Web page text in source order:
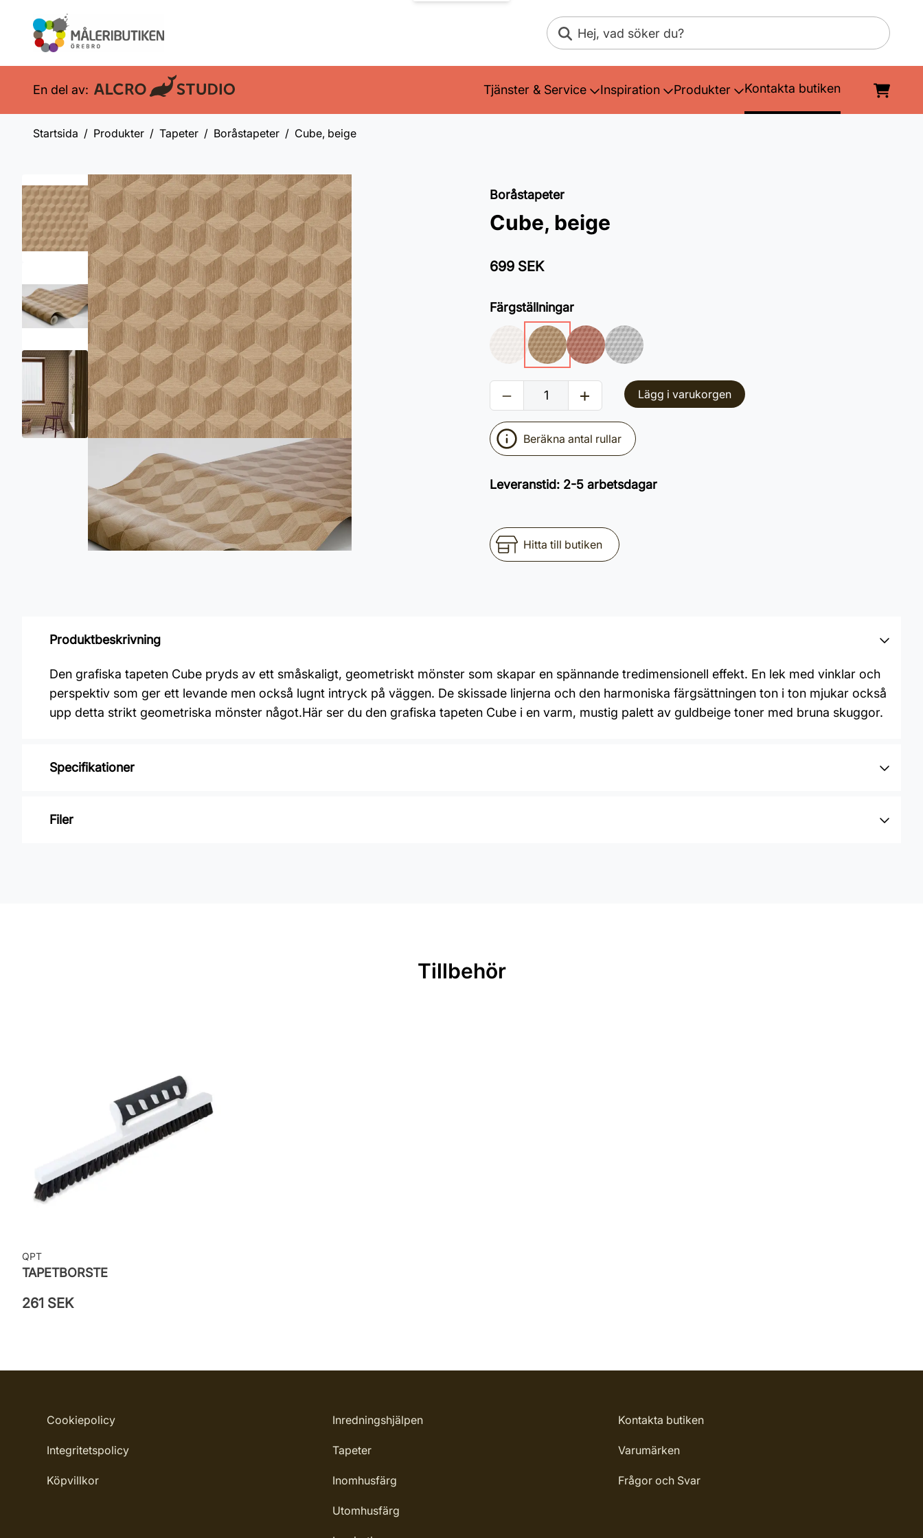
Sök
En del av: Tjänster & Service Inspiration Produkter Kontakta butiken
Startsida Produkter Tapeter Boråstapeter Cube, beige
Boråstapeter
Cube, beige
699 SEK
Färgställningar
Lägg i varukorgen
Beräkna antal rullar
Leveranstid: 2-5 arbetsdagar
Hitta till butiken
Produktbeskrivning
Den grafiska tapeten Cube pryds av ett småskaligt, geometriskt mönster som skapar en spännande tredimensionell effekt. En lek med vinklar och
perspektiv som ger ett levande men också lugnt intryck på väggen. De skissade linjerna och den harmoniska färgsättningen ton i ton mjukar också
upp detta strikt geometriska mönster något.Här ser du den grafiska tapeten Cube i en varm, mustig palett av guldbeige toner med bruna skuggor.
Specifikationer
Varumärke: Boråstapeter
Leverantörens artikelnummer: 4747
Filer
Tillbehör
QPT
TAPETBORSTE
261 SEK
Cookiepolicy
Integritetspolicy
Köpvillkor
Inredningshjälpen
Tapeter
Inomhusfärg
Utomhusfärg
Kontakta butiken
Varumärken
Frågor och Svar